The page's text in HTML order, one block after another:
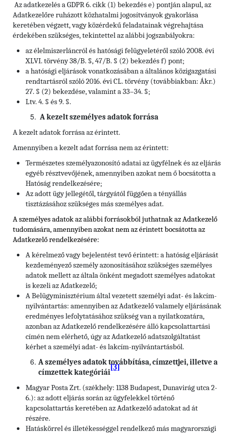
Az adatkezelés a GDPR 6. cikk (1) bekezdés e) pontján alapul, az
Adatkezelőre ruházott közhatalmi jogosítványok gyakorlása
keretében végzett, vagy közérdekű feladatainak végrehajtása
érdekében szükséges, tekintettel az alábbi jogszabályokra:
az élelmiszerláncról és hatósági felügyeletéről szóló 2008. évi
XLVI. törvény 38/B. §, 47/B. § (2) bekezdés f) pont;
a hatósági eljárások vonatkozásában a általános közigazgatási
rendtartásról szóló 2016. évi CL. törvény (továbbiakban: Ákr.)
27. § (2) bekezdése, valamint a 33–34. §;
Ltv. 4. § és 9. §.
A kezelt személyes adatok forrása
A kezelt adatok forrása az érintett.
Amennyiben a kezelt adat forrása nem az érintett:
Természetes személyazonosító adatai az ügyfélnek és az eljárás
egyéb résztvevőjének, amennyiben azokat nem ő bocsátotta a
Hatóság rendelkezésére;
Az adott ügy jellegétől, tárgyától függően a tényállás
tisztázásához szükséges más személyes adat.
A személyes adatok az alábbi forrásokból juthatnak az Adatkezelő
tudomására, amennyiben azokat nem az érintett bocsátotta az
Adatkezelő rendelkezésére:
A kérelmező vagy bejelentést tevő érintett: a hatóság eljárását
kezdeményező személy azonosításához szükséges személyes
adatok mellett az általa önként megadott személyes adatokat
is kezeli az Adatkezelő;
A Belügyminisztérium által vezetett személyi adat- és lakcím-
nyilvántartás: amennyiben az Adatkezelő valamely eljárásának
eredményes lefolytatásához szükség van a nyilatkozatára,
azonban az Adatkezelő rendelkezésére álló kapcsolattartási
címén nem elérhető, úgy az Adatkezelő adatszolgáltatást
kérhet a személyi adat- és lakcím-nyilvántartásból.
A személyes adatok továbbítása, címzettjei, illetve a
címzettek kategóriái
[3]
Magyar Posta Zrt. (székhely: 1138 Budapest, Dunavirág utca 2-
6.): az adott eljárás során az ügyfelekkel történő
kapcsolattartás keretében az Adatkezelő adatokat ad át
részére.
Hatáskörrel és illetékességgel rendelkező más magyarországi